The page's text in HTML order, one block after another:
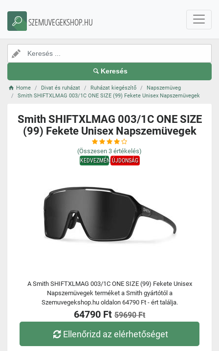
SZEMUVEGEKSHOP.HU
Keresés
Home Divat és ruházat Ruházat kiegészítő
Napszemüveg
Smith SHIFTXLMAG 003/1C ONE SIZE (99) Fekete Unisex Napszemüvegek
Smith SHIFTXLMAG 003/1C ONE SIZE
(99) Fekete Unisex Napszemüvegek
(Összesen 3 értékelés)
KEDVEZMÉNYÚJDONSÁG
A Smith SHIFTXLMAG 003/1C ONE SIZE (99) Fekete Unisex
Napszemüvegek terméket a Smith gyártótól a
Szemuvegekshop.hu oldalon 64790 Ft - ért találja.
64790 Ft 59690 Ft
Ellenőrizd az elérhetőséget